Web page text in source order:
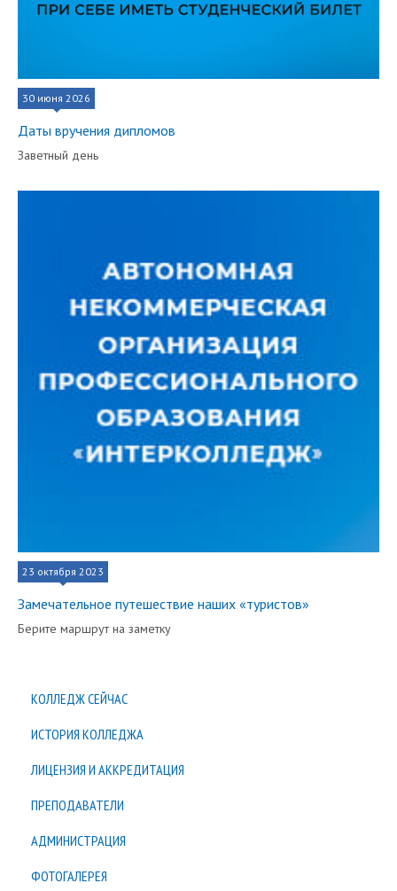
30 июня 2026
Даты вручения дипломов
Заветный день
23 октября 2023
Замечательное путешествие наших «туристов»
Берите маршрут на заметку
КОЛЛЕДЖ СЕЙЧАС
ИСТОРИЯ КОЛЛЕДЖА
ЛИЦЕНЗИЯ И АККРЕДИТАЦИЯ
ПРЕПОДАВАТЕЛИ
АДМИНИСТРАЦИЯ
ФОТОГАЛЕРЕЯ